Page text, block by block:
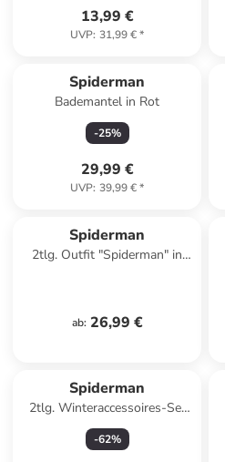
13,99 €
UVP: 31,99 €*
Spiderman
Bademantel in Rot
-25%
29,99 €
UVP: 39,99 €*
Spiderman
2tlg. Outfit "Spiderman" in
ab: 26,99 €
Spiderman
2tlg. Winteraccessoires-Set
"Spiderman" in Blau/ Grau
-62%